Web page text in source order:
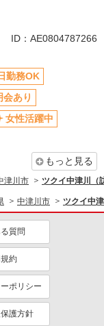
得実績あり
ID：AE0804787266
勤務OK
あり
女性活躍中
もっと見る
津川市 ツクイ中津川（
中津川市 ツクイ中
質問
約
ポリシー
護方針